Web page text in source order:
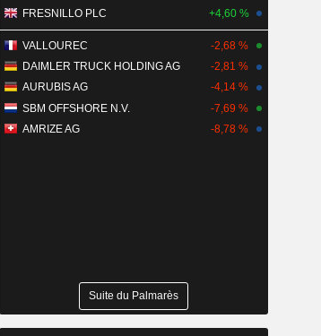
FRESNILLO PLC
+4,60 %
VALLOUREC
-2,68 %
DAIMLER TRUCK HOLDING AG
-2,81 %
AURUBIS AG
-4,14 %
SBM OFFSHORE N.V.
-7,69 %
AMRIZE AG
-8,78 %
Suite du Palmarès